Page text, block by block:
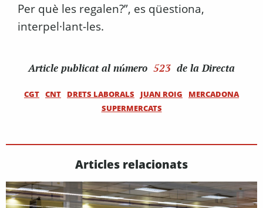
Per què les regalen?”, es qüestiona,
interpel·lant-les.
Article publicat al número 523 de la Directa
CGT CNT DRETS LABORALS JUAN ROIG
MERCADONA
SUPERMERCATS
Articles relacionats